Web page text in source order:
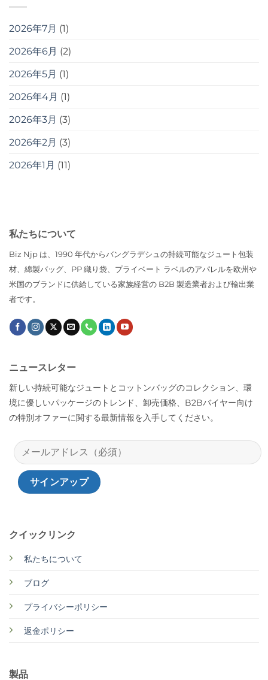
2026年7月 (1)
2026年6月 (2)
2026年5月 (1)
2026年4月 (1)
2026年3月 (3)
2026年2月 (3)
2026年1月 (11)
私たちについて
Biz Njp は、1990 年代からバングラデシュの持続可能なジュート包装
材、綿製バッグ、PP 織り袋、プライベート ラベルのアパレルを欧州や
米国のブランドに供給している家族経営の B2B 製造業者および輸出業
者です。
クイックリンク
私たちについて
ブログ
プライバシーポリシー
返金ポリシー
製品
ニュースレター
新しい持続可能なジュートとコットンバッグのコレクション、環
境に優しいパッケージのトレンド、卸売価格、B2Bバイヤー向け
の特別オファーに関する最新情報を入手してください。